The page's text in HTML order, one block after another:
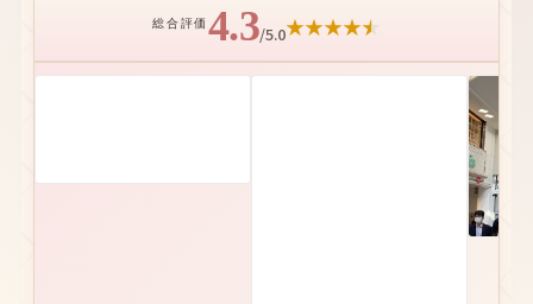
総合評価 4.3/5.0★★★★★